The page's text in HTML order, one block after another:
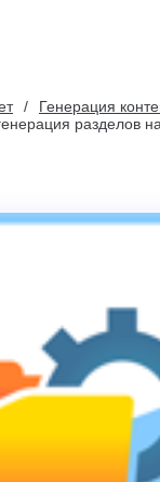
Генерация
разделов